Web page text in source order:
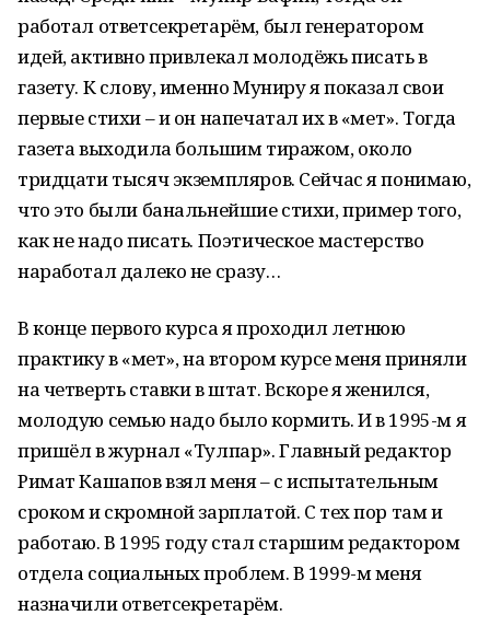
работал ответсекретарём, был генератором
идей, активно привлекал молодёжь писать в
газету. К слову, именно Муниру я показал свои
первые стихи – и он напечатал их в «Өмет». Тогда
газета выходила большим тиражом, около
тридцати тысяч экземпляров. Сейчас я понимаю,
что это были банальнейшие стихи, пример того,
как не надо писать. Поэтическое мастерство
наработал далеко не сразу…
В конце первого курса я проходил летнюю
практику в «Өмет», на втором курсе меня приняли
на четверть ставки в штат. Вскоре я женился,
молодую семью надо было кормить. И в 1995-м я
пришёл в журнал «Тулпар». Главный редактор
Римат Кашапов взял меня – с испытательным
сроком и скромной зарплатой. С тех пор там и
работаю. В 1995 году стал старшим редактором
отдела социальных проблем. В 1999-м меня
назначили ответсекретарём.